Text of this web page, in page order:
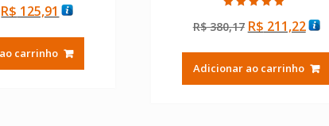
5.00
de 5
O
original
era:
R$ 125,91 O
atual
é:
carrinho
5.00
de 5
R$380,17 O
original
era:
R$ 211,22O
atual
é:
Adicionar ao carrinho